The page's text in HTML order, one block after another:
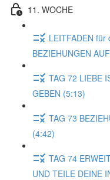
11. WOCHE
LEITFADEN für
BEZIEHUNGEN
TAG 72 LIEBE
GEBEN (5:13)
TAG 73
(4:42)
TAG 74
UND TEILE DEINE